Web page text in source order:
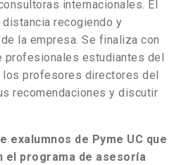
internacionales. El
recogiendo y
la empresa. Se finaliza con
profesionales estudiantes del
los profesores directores del
recomendaciones y discutir
exalumnos de Pyme UC que
el programa de asesoría